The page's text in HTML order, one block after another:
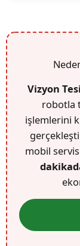
Vizyon
robotla
işlemlerini
mobil